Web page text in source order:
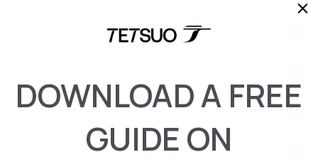
¿Mi pago es seguro si hago un pre-pedido?
Envíos a todo el mundo
Tiempo de envío
DOWNLOAD A FREE
GUIDE ON